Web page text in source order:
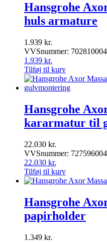
Hansgrohe
huls armature
1.939 kr.
VVSnummer: 702810004
1.939 kr.
Tilføj til kurv
Hansgrohe
kararmatur til
22.030 kr.
VVSnummer: 727596004
22.030 kr.
Tilføj til kurv
Hansgrohe
papirholder
1.349 kr.